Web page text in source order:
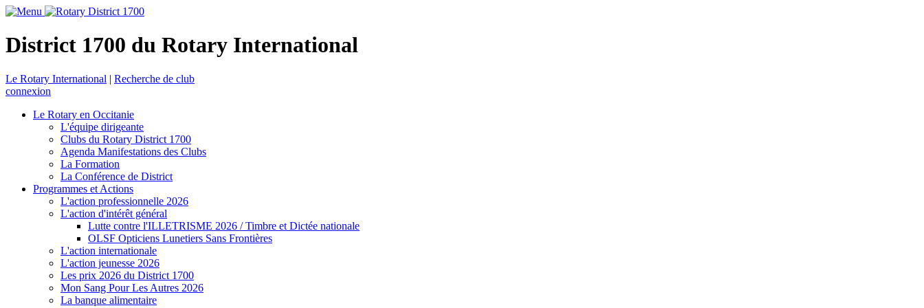
District 1700 du Rotary International
Le Rotary International | Recherche de club
connexion
Le Rotary en Occitanie
L'équipe dirigeante
Clubs du Rotary District 1700
Agenda Manifestations des Clubs
La Formation
La Conférence de District
Programmes et Actions
L'action professionnelle 2026
L'action d'intérêt général
Lutte contre l'ILLETRISME 2026 / Timbre et Dictée nationale
OLSF Opticiens Lunetiers Sans Frontières
L'action internationale
L'action jeunesse 2026
Les prix 2026 du District 1700
Mon Sang Pour Les Autres 2026
La banque alimentaire